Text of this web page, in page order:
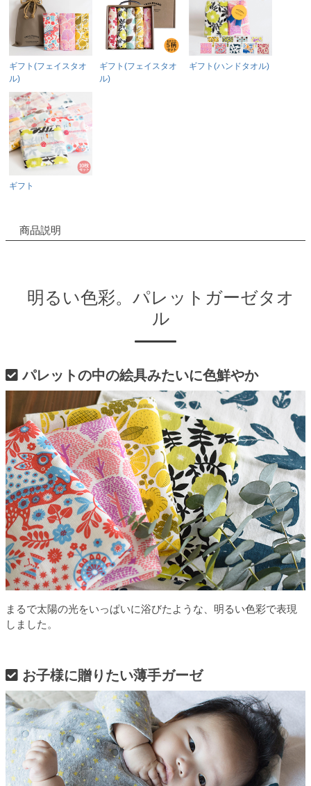
ギフト(フェイスタオ
ル)
ギフト(フェイスタオ
ル)
ギフト(ハンドタオル)
ギフト
商品説明
明るい色彩。パレットガーゼタオ
ル
パレットの中の絵具みたいに色鮮やか
まるで太陽の光をいっぱいに浴びたような、明るい色彩で表現
しました。
お子様に贈りたい薄手ガーゼ